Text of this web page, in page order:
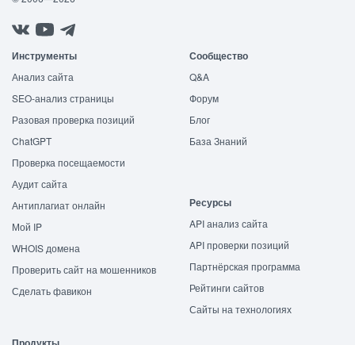
Инструменты
Анализ сайта
SEO-анализ страницы
Разовая проверка позиций
ChatGPT
Проверка посещаемости
Аудит сайта
Антиплагиат онлайн
Мой IP
WHOIS домена
Проверить сайт на мошенников
Сделать фавикон
Сообщество
Q&A
Форум
Блог
База Знаний
Ресурсы
API анализ сайта
API проверки позиций
Партнёрская программа
Рейтинги сайтов
Сайты на технологиях